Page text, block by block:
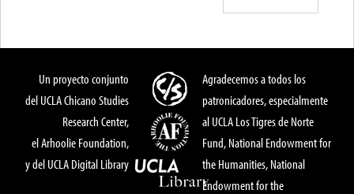
Un proyecto conjunto
del UCLA Chicano Studies
Research Center,
el Arhoolie Foundation,
y del UCLA Digital Library
Agradecemos a todos los
patronicadores, especialmente
al UCLA Los Tigres de Norte
Fund, National Endowment for
the Humanities, National
Endowment for the